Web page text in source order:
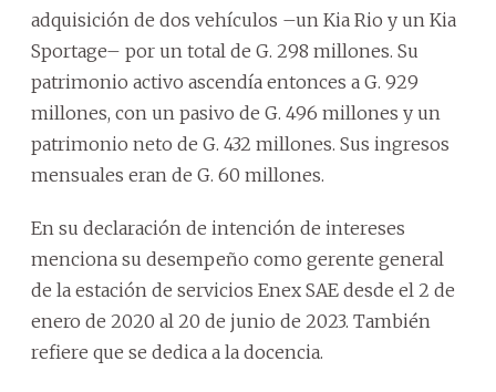
adquisición de dos vehículos –un Kia Rio y un Kia
Sportage– por un total de G. 298 millones. Su
patrimonio activo ascendía entonces a G. 929
millones, con un pasivo de G. 496 millones y un
patrimonio neto de G. 432 millones. Sus ingresos
mensuales eran de G. 60 millones.
En su declaración de intención de intereses
menciona su desempeño como gerente general
de la estación de servicios Enex SAE desde el 2 de
enero de 2020 al 20 de junio de 2023. También
refiere que se dedica a la docencia.